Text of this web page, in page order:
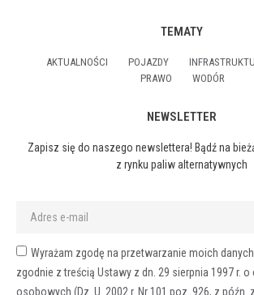
TEMATY
AKTUALNOŚCI POJAZDY
PRAWO
WODÓR
NEWSLETTER
Zapisz się do naszego newslettera! Bądź na
z rynku paliw alternatywnych
Wyrażam zgodę na przetwarzanie moich
zgodnie z treścią Ustawy z dn. 29 sierpnia 1997 r.
osobowych (Dz. U. 2002 r. Nr 101 poz. 926, z późn.